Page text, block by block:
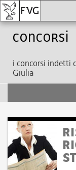
Concorsi
i concorsi indetti
Giulia